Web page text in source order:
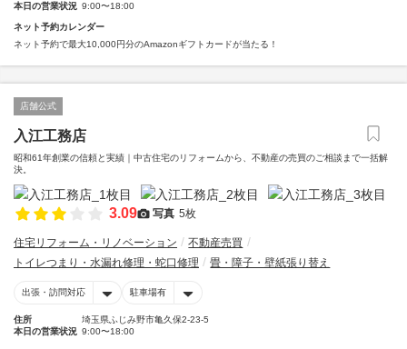
本日の営業状況 9:00〜18:00
ネット予約カレンダー
ネット予約で最大10,000円分のAmazonギフトカードが当たる！
店舗公式
入江工務店
昭和61年創業の信頼と実績｜中古住宅のリフォームから、不動産の売買のご相談まで一括解
決。
3.09 写真 5枚
住宅リフォーム・リノベーション
不動産売買
トイレつまり・水漏れ修理・蛇口修理
畳・障子・壁紙張り替え
出張・訪問対応 駐車場有
住所
埼玉県ふじみ野市亀久保2-23-5
本日の営業状況 9:00〜18:00